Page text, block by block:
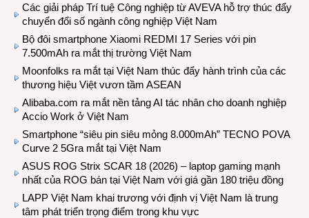
Các giải pháp Trí tuệ Công nghiệp từ AVEVA hỗ trợ thúc đẩy
chuyển đổi số ngành công nghiệp Việt Nam
Bộ đôi smartphone Xiaomi REDMI 17 Series với pin
7.500mAh ra mắt thị trường Việt Nam
Moonfolks ra mắt tại Việt Nam thúc đẩy hành trình của các
thương hiệu Việt vươn tầm ASEAN
Alibaba.com ra mắt nền tảng AI tác nhân cho doanh nghiệp
Accio Work ở Việt Nam
Smartphone “siêu pin siêu mỏng 8.000mAh” TECNO POVA
Curve 2 5Gra mắt tại Việt Nam
ASUS ROG Strix SCAR 18 (2026) – laptop gaming mạnh
nhất của ROG bán tại Việt Nam với giá gần 180 triệu đồng
LAPP Việt Nam khai trương với định vị Việt Nam là trung
tâm phát triển trọng điểm trong khu vực